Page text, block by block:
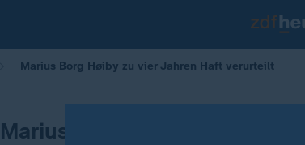
Marius Borg Høiby zu vier Jahren Haft verurteilt
Marius Borg Høiby zu vier